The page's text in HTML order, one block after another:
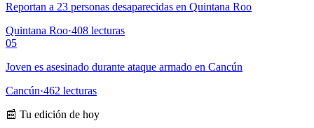
Reportan a 23 personas desaparecidas en Quintana Roo
Quintana Roo·408 lecturas
05
Joven es asesinado durante ataque armado en Cancún
Cancún·462 lecturas
📰 Tu edición de hoy